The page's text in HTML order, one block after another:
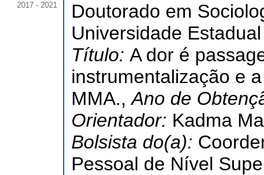
2017 - 2021
Doutorado em
Universidade
Título: A dor é
instrumentalização e
MMA.,Ano de
Orientador: Kadma
Bolsista do(a):
Pessoal de Nível